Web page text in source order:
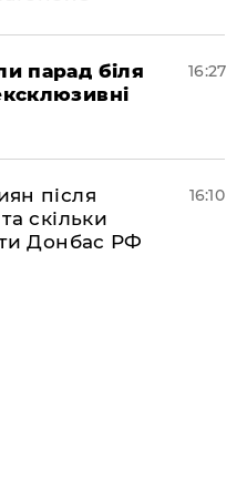
парад біля
16:27
після
скільки
Донбас РФ
16:10